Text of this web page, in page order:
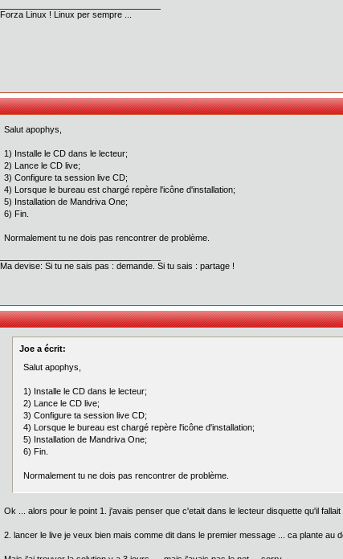
Forza Linux ! Linux per sempre ...
Salut apophys,
1) Installe le CD dans le lecteur;
2) Lance le CD live;
3) Configure ta session live CD;
4) Lorsque le bureau est chargé repère l'icône d'installation;
5) Installation de Mandriva One;
6) Fin.
Normalement tu ne dois pas rencontrer de problème.
Ma devise: Si tu ne sais pas : demande. Si tu sais : partage !
Joe a écrit:
Salut apophys,
1) Installe le CD dans le lecteur;
2) Lance le CD live;
3) Configure ta session live CD;
4) Lorsque le bureau est chargé repère l'icône d'installation;
5) Installation de Mandriva One;
6) Fin.
Normalement tu ne dois pas rencontrer de problème.
Ok ... alors pour le point 1. j'avais penser que c'etait dans le lecteur disquette qu'il fallait
2. lancer le live je veux bien mais comme dit dans le premier message ... ca plante au